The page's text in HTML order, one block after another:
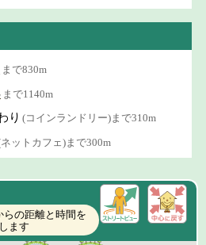
まで830m
まで1140m
り (コインランドリー)まで310m
ットカフェ)まで300m
の距離と時間を
ます